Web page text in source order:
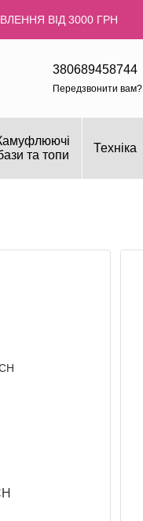
ВІД 3000 ГРН
380689458744
Передзвонити вам?
та топи
Техніка